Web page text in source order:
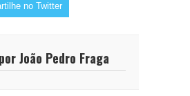
no Twitter
João Pedro Fraga